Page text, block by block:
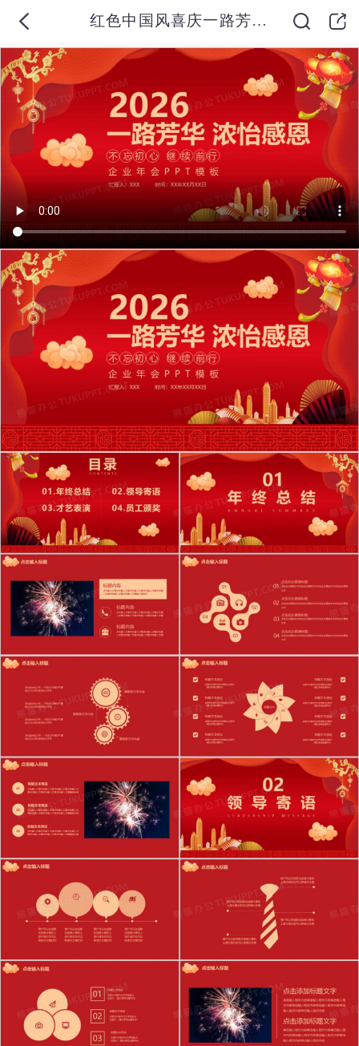
红色中国风喜庆一路芳华浓怡感恩年会总结颁奖晚会PPT模板